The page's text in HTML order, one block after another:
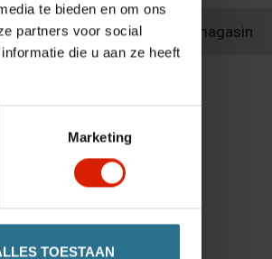
te bieden en om ons
partners voor social
die u aan ze heeft
Marketing
TOESTAAN
Trouvez un magasin